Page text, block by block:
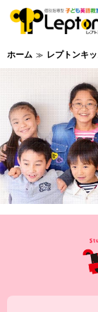
ホーム レプトンキ